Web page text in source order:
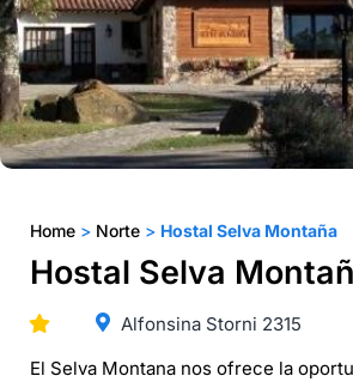
Home > Norte > Hostal Selva Montaña
Hostal Selva
Alfonsina Storni 2315
El Selva Montana nos ofrece la